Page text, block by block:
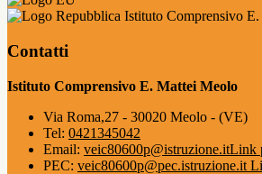
Istituto Comprensivo
Contatti
Istituto Comprensivo E. Mattei Meolo
Via Roma,27 - 30020 Meolo - (VE)
Tel: 0421345042
Email: veic80600p@istruzione.itLink
PEC: veic80600p@pec.istruzione.it